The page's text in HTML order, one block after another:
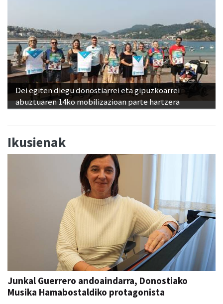
Dei egiten diegu donostiarrei eta gipuzkoarrei
abuztuaren 14ko mobilizazioan parte hartzera
Ikusienak
Junkal Guerrero andoaindarra, Donostiako
Musika Hamabostaldiko protagonista